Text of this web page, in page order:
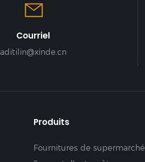
Courriel
aditilin@xinde.cn
Produits
Fournitures de supermarché